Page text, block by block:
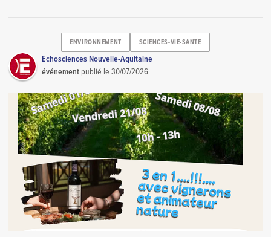
ENVIRONNEMENT SCIENCES-VIE-SANTE
Echosciences Nouvelle-Aquitaine
événement publié le30/07/2026